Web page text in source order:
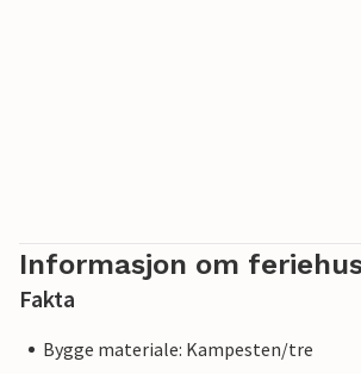
Informasjon om
Fakta
Bygge materiale: Kampesten/tre